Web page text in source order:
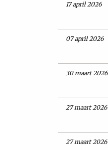
17 april 2026
07 april 2026
30 maart 2026
27 maart 2026
27 maart 2026